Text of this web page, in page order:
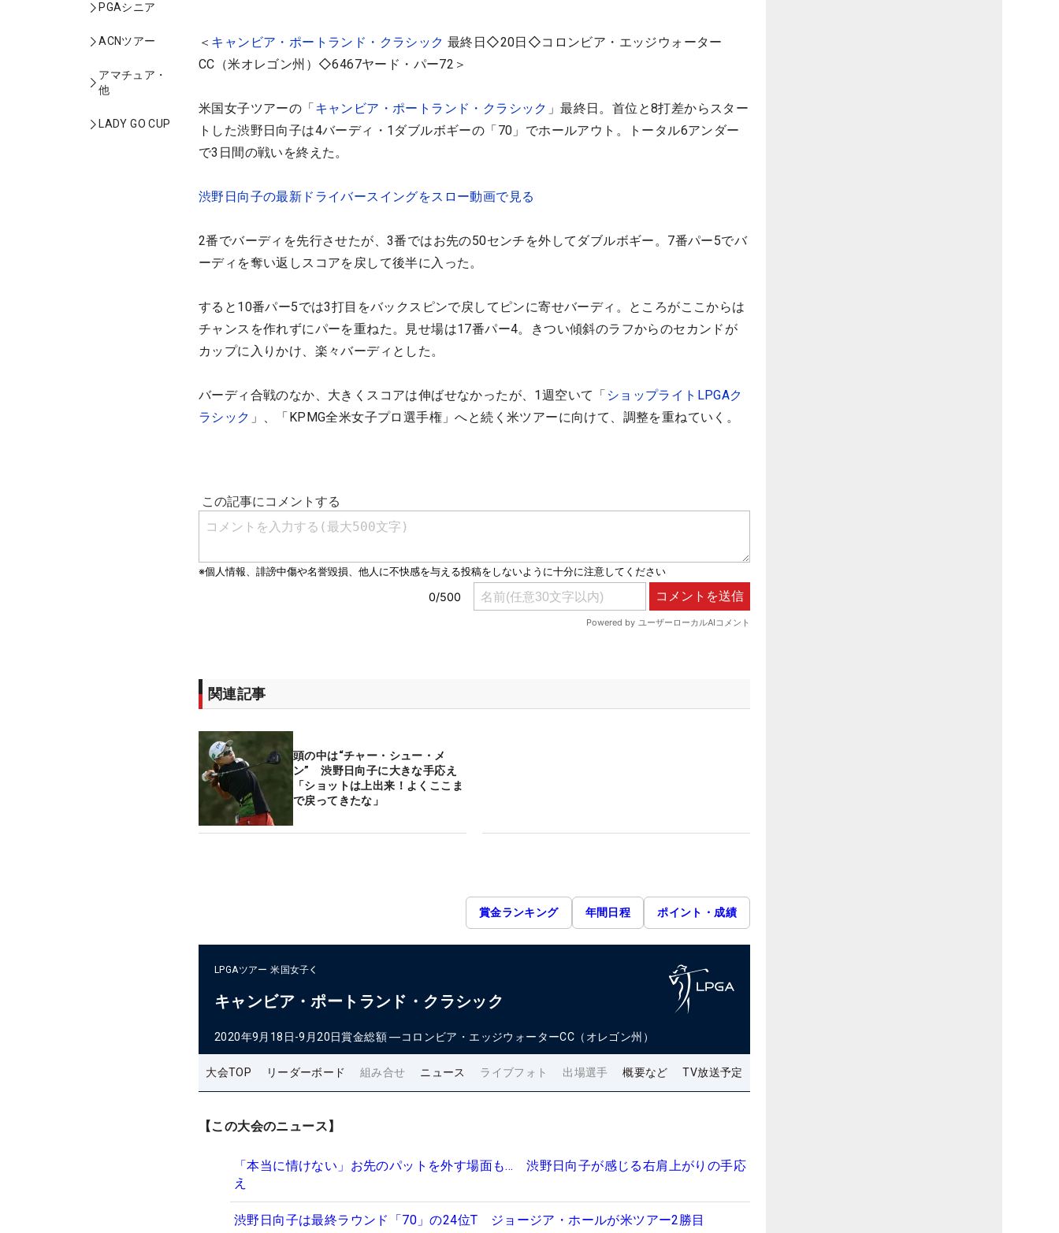
PGAシニア
ACNツアー
アマチュア・
他
LADY GO CUP
＜ キャンビア・ポートランド・クラシック 最終日◇20日◇コロンビア・エッジウォーター
CC（米オレゴン州）◇6467ヤード・パー72＞
米国女子ツアーの「キャンビア・ポートランド・クラシック 」最終日。首位と8打差からスター
トした渋野日向子は4バーディ・1ダブルボギーの「70」でホールアウト。トータル6アンダー
で3日間の戦いを終えた。
渋野日向子の最新ドライバースイングをスロー動画で見る
2番でバーディを先行させたが、3番ではお先の50センチを外してダブルボギー。7番パー5でバ
ーディを奪い返しスコアを戻して後半に入った。
すると10番パー5では3打目をバックスピンで戻してピンに寄せバーディ。ところがここからは
チャンスを作れずにパーを重ねた。見せ場は17番パー4。きつい傾斜のラフからのセカンドが
カップに入りかけ、楽々バーディとした。
バーディ合戦のなか、大きくスコアは伸ばせなかったが、1週空いて「 ショップライトLPGAク
ラシック 」、「KPMG全米女子プロ選手権」へと続く米ツアーに向けて、調整を重ねていく。
関連記事
頭の中は“チャー・シュー・メ
ン” 渋野日向子に大きな手応え
「ショットは上出来！よくここま
で戻ってきたな」
賞金ランキング 年間日程 ポイント・成績
LPGAツアー 米国女子
キャンビア・ポートランド・クラシック
2020年9月18日-9月20日賞金総額 ―コロンビア・エッジウォーターCC（オレゴン州）
大会TOP リーダーボード 組み合せ ニュース ライブフォト 出場選手 概要など TV放送予定
【この大会のニュース】
「本当に情けない」お先のパットを外す場面も… 渋野日向子が感じる右肩上がりの手応
え
渋野日向子は最終ラウンド「70」の24位T ジョージア・ホールが米ツアー2勝目